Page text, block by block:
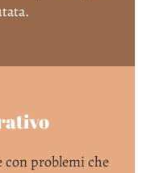
con problemi che